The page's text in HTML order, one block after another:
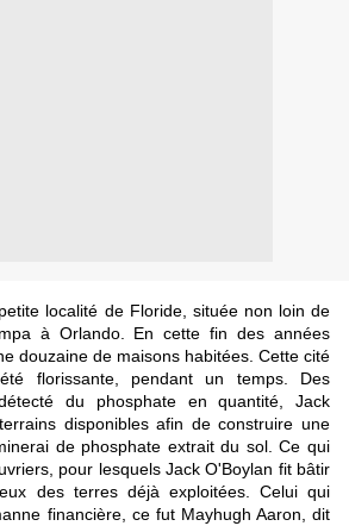
localité de Floride, située non loin de
à Orlando. En cette fin des années
douzaine de maisons habitées. Cette cité
florissante, pendant un temps. Des
du phosphate en quantité, Jack
disponibles afin de construire une
de phosphate extrait du sol. Ce qui
pour lesquels Jack O'Boylan fit bâtir
des terres déjà exploitées. Celui qui
financière, ce fut Mayhugh Aaron, dit